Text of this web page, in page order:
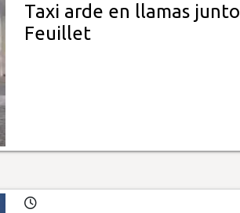
Taxi arde en llamas
Feuillet